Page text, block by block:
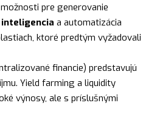
pre generovanie
a automatizácia
ktoré predtým vyžadovali
financie) predstavujú
Yield farming a liquidity
výnosy, ale s príslušnými